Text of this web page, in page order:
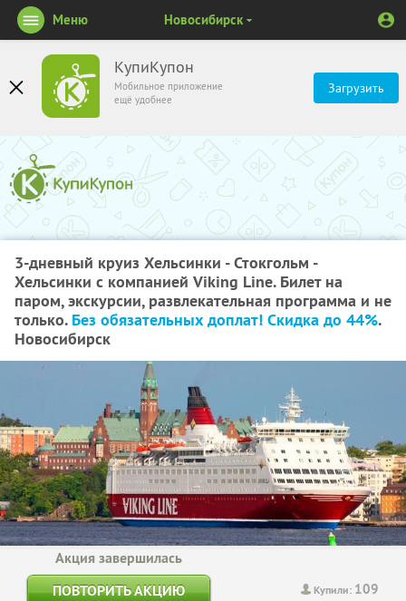
КупиКупон
Мобильное приложение
ещё удобнее
Загрузить
Меню Новосибирск
3-дневный круиз Хельсинки - Стокгольм -
Хельсинки с компанией Viking Line. Билет на
паром, экскурсии, развлекательная программа и не
только. Без обязательных доплат! Скидка до 44%.
Новосибирск
Купили: 109
Акция завершилась
ПОВТОРИТЬ АКЦИЮ